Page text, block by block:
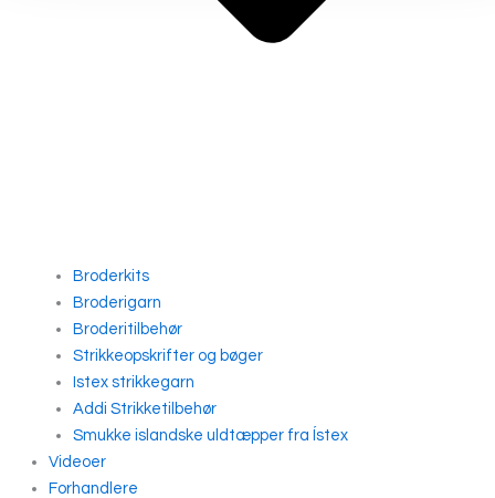
Broderkits
Broderigarn
Broderitilbehør
Strikkeopskrifter og bøger
Istex strikkegarn
Addi Strikketilbehør
Smukke islandske uldtæpper fra Ístex
Videoer
Forhandlere